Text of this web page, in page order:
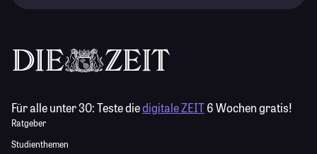
Für alle unter 30:Teste diedigitale ZEIT6 Wochen gratis!
Ratgeber
Studienthemen